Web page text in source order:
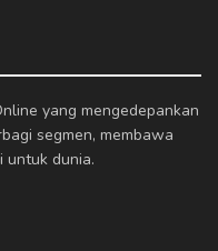
yang mengedepankan
segmen, membawa
untuk dunia.